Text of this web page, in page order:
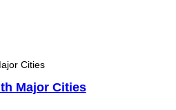
Major Cities